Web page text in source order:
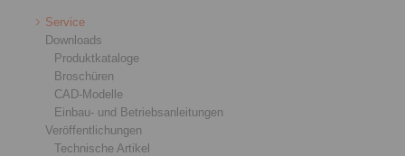
Service
Downloads
Produktkataloge
Broschüren
CAD-Modelle
Einbau- und Betriebsanleitungen
Veröffentlichungen
Technische Artikel